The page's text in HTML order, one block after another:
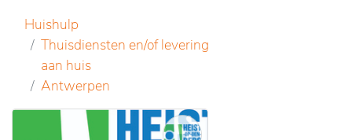
Huishulp
Thuisdiensten en/of levering
aan huis
Antwerpen